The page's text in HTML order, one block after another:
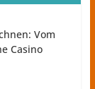
Vom
Casino